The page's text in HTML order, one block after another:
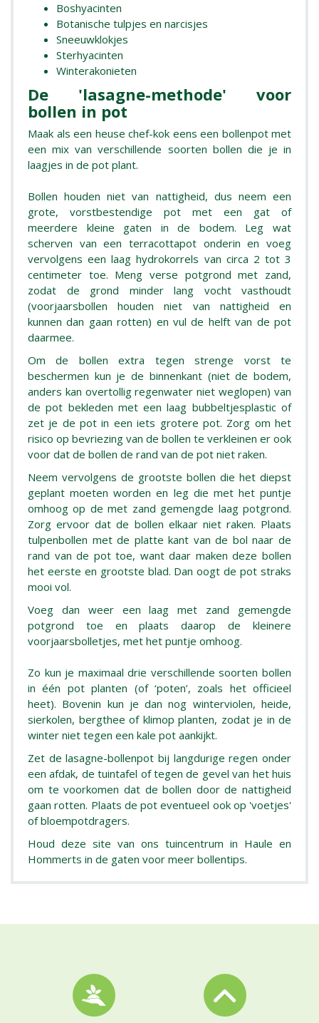
Boshyacinten
Botanische tulpjes en narcisjes
Sneeuwklokjes
Sterhyacinten
Winterakonieten
De 'lasagne-methode' voor
bollen in pot
Maak als een heuse chef-kok eens een bollenpot met
een mix van verschillende soorten bollen die je in
laagjes in de pot plant.
Bollen houden niet van nattigheid, dus neem een
grote, vorstbestendige pot met een gat of
meerdere kleine gaten in de bodem. Leg wat
scherven van een terracottapot onderin en voeg
vervolgens een laag hydrokorrels van circa 2 tot 3
centimeter toe. Meng verse potgrond met zand,
zodat de grond minder lang vocht vasthoudt
(voorjaarsbollen houden niet van nattigheid en
kunnen dan gaan rotten) en vul de helft van de pot
daarmee.
Om de bollen extra tegen strenge vorst te
beschermen kun je de binnenkant (niet de bodem,
anders kan overtollig regenwater niet weglopen) van
de pot bekleden met een laag bubbeltjesplastic of
zet je de pot in een iets grotere pot. Zorg om het
risico op bevriezing van de bollen te verkleinen er ook
voor dat de bollen de rand van de pot niet raken.
Neem vervolgens de grootste bollen die het diepst
geplant moeten worden en leg die met het puntje
omhoog op de met zand gemengde laag potgrond.
Zorg ervoor dat de bollen elkaar niet raken. Plaats
tulpenbollen met de platte kant van de bol naar de
rand van de pot toe, want daar maken deze bollen
het eerste en grootste blad. Dan oogt de pot straks
mooi vol.
Voeg dan weer een laag met zand gemengde
potgrond toe en plaats daarop de kleinere
voorjaarsbolletjes, met het puntje omhoog.
Zo kun je maximaal drie verschillende soorten bollen
in één pot planten (of ‘poten’, zoals het officieel
heet). Bovenin kun je dan nog winterviolen, heide,
sierkolen, bergthee of klimop planten, zodat je in de
winter niet tegen een kale pot aankijkt.
Zet de lasagne-bollenpot bij langdurige regen onder
een afdak, de tuintafel of tegen de gevel van het huis
om te voorkomen dat de bollen door de nattigheid
gaan rotten. Plaats de pot eventueel ook op 'voetjes'
of bloempotdragers.
Houd deze site van ons tuincentrum in Haule en
Hommerts in de gaten voor meer bollentips.